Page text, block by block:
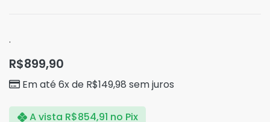
.
R$899,90
Em até 6x de R$149,98 sem juros
A vista R$854,91 no Pix